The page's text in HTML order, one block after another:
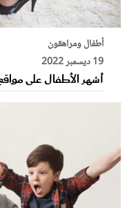
أطفال ومراهقون
19 ديسمبر 2022
أشهر الأطفال على مواقع